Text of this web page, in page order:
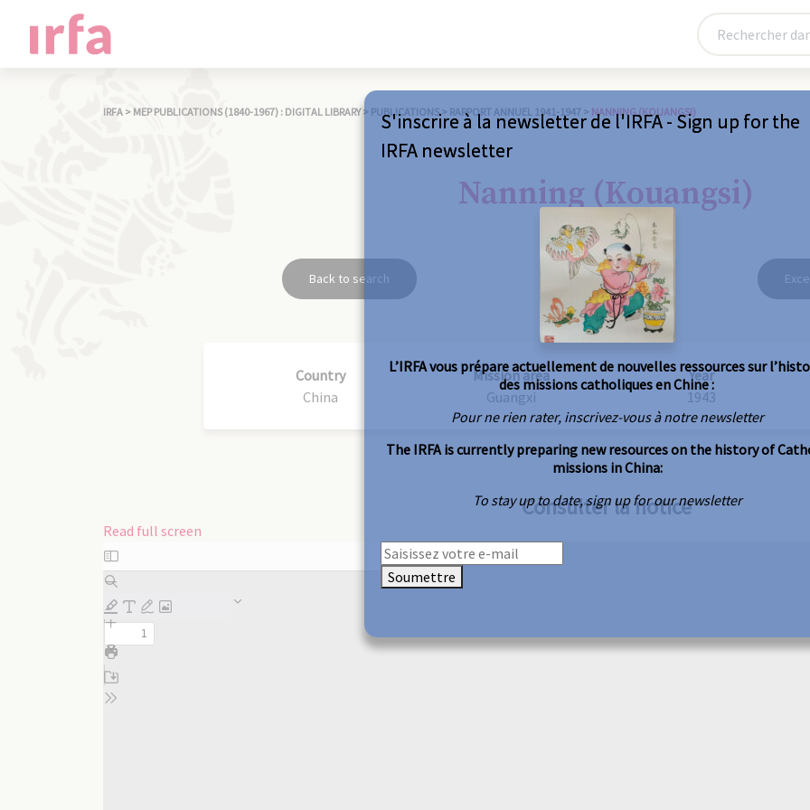
IRFA > MEP PUBLICATIONS (1840-1967) : DIGITAL LIBRARY > PUBLICATIONS > RAPPORT ANNUEL 1941-1947 > NANNING (KOUANGSI)
Nanning (Kouangsi)
Back to search
Country
China
Mission area
Guangxi
Year
1943
Consulter la notice
Read full screen
Skip
to
PDF
content
S'inscrire à la newsletter de l'IRFA - Sign up for the
IRFA newsletter
L’IRFA vous prépare actuellement de nouvelles ressources sur
des missions catholiques en Chine :
Pour ne rien rater, inscrivez-vous à notre newsletter
The IRFA is currently preparing new resources on the history of
missions in China:
To stay up to date, sign up for our newsletter
Soumettre